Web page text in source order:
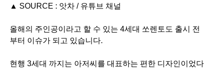
▲ SOURCE : 앗차 / 유튜브 채널
올해의 주인공이라고 할 수 있는 4세대 쏘렌토도 출시 전
부터 이슈가 되고 있습니다.
현행 3세대 까지는 아저씨를 대표하는 편한 디자인이었다